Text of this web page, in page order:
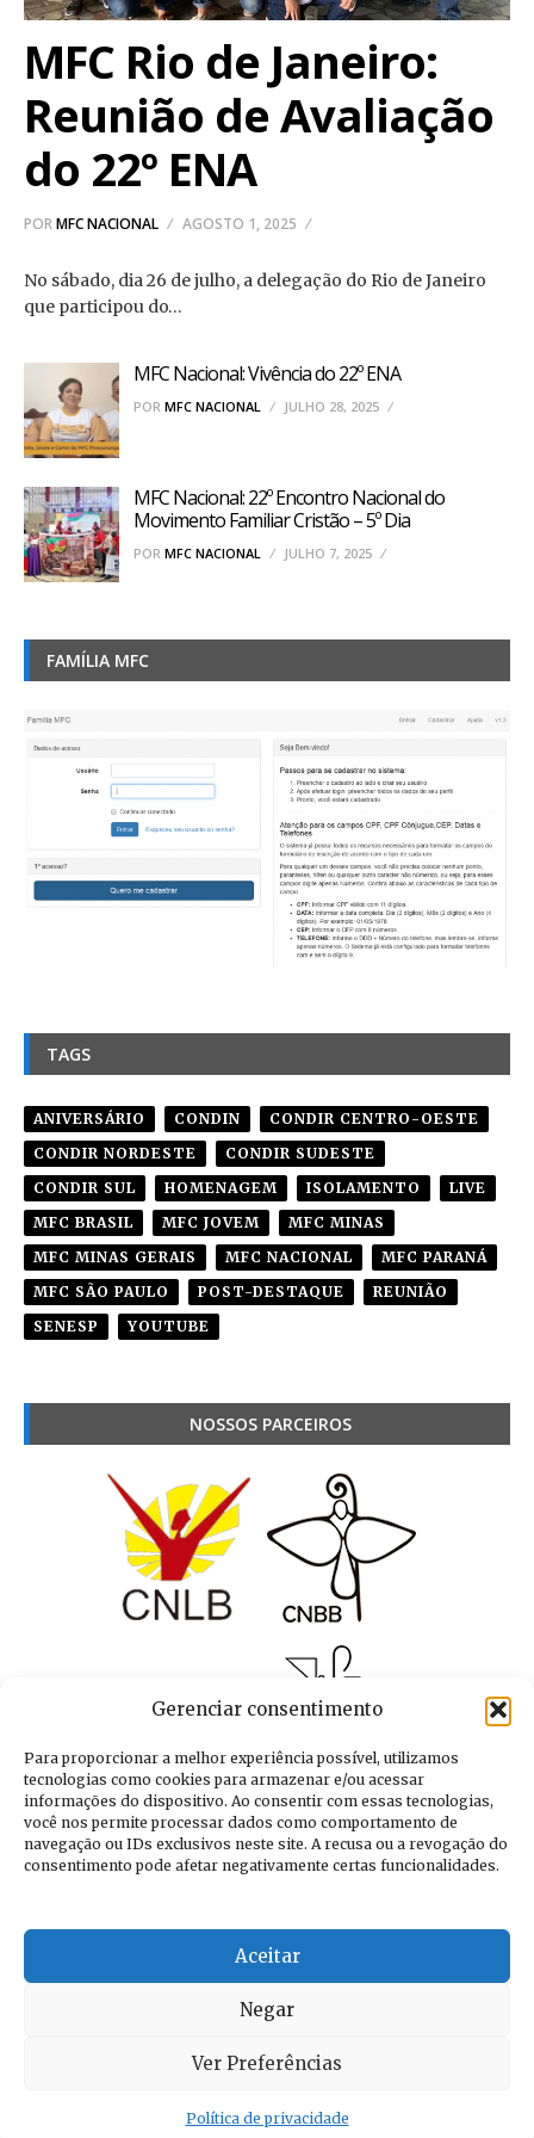
Gerenciar consentimento
Para proporcionar a melhor experiência possível, utilizamos
tecnologias como cookies para armazenar e/ou acessar
informações do dispositivo. Ao consentir com essas tecnologias,
você nos permite processar dados como comportamento de
navegação ou IDs exclusivos neste site. A recusa ou a revogação do
consentimento pode afetar negativamente certas funcionalidades.
Aceitar
Negar
Ver Preferências
Política de privacidade
MFC Rio de Janeiro:
Reunião de Avaliação
do 22º ENA
PORMFC NACIONAL AGOSTO 1, 2025
No sábado, dia 26 de julho, a delegação do Rio de Janeiro
que participou do…
MFC Nacional: Vivência do 22º ENA
POR MFC NACIONAL JULHO 28, 2025
MFC Nacional: 22º Encontro Nacional do
Movimento Familiar Cristão – 5º Dia
POR MFC NACIONAL JULHO 7, 2025
FAMÍLIA MFC
TAGS
ANIVERSÁRIO CONDIN
CONDIR CENTRO-OESTE
CONDIR NORDESTE
CONDIR SUDESTE
CONDIR SUL
HOMENAGEM ISOLAMENTO
LIVE
MFC BRASIL
MFC JOVEM
MFC MINAS
MFC MINAS GERAIS
MFC NACIONAL
MFC PARANÁ
MFC SÃO PAULO
POST-DESTAQUE
REUNIÃO
SENESP
YOUTUBE
NOSSOS PARCEIROS
© Copyright 2026MFC· Desenvolvidor por